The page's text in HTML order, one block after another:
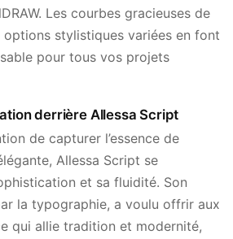
Les courbes gracieuses de
stylistiques variées en font
pour tous vos projets
derrière Allessa Script
de capturer l’essence de
Allessa Script se
et sa fluidité. Son
la typographie, a voulu offrir aux
qui allie tradition et modernité,